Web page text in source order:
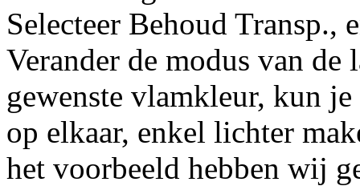
Selecteer Behoud
Verander de modus van
gewenste vlamkleur, kun
op elkaar, enkel lichter
het voorbeeld hebben wij